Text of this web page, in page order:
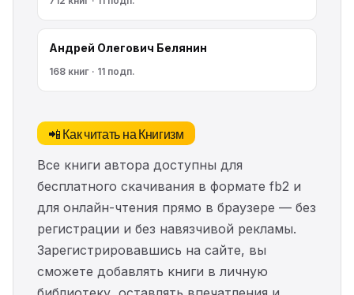
Андрей Олегович Белянин
168 книг · 11 подп.
📲 Как читать на Книгизм
Все книги автора доступны для
бесплатного скачивания в формате fb2 и
для онлайн-чтения прямо в браузере — без
регистрации и без навязчивой рекламы.
Зарегистрировавшись на сайте, вы
сможете добавлять книги в личную